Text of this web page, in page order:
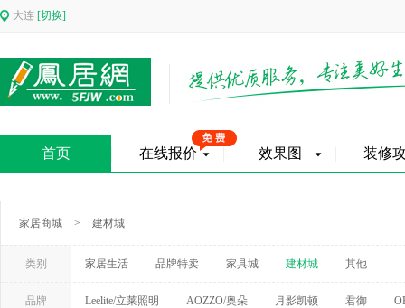
大连 [切换]
首页 在线报价 效果图 装修
家居商城 > 建材城
类别 家居生活 品牌特卖 家具城 建材城 其他
品牌 Leelite/立莱照明 AOZZO/奥朵 月影凯顿 君御